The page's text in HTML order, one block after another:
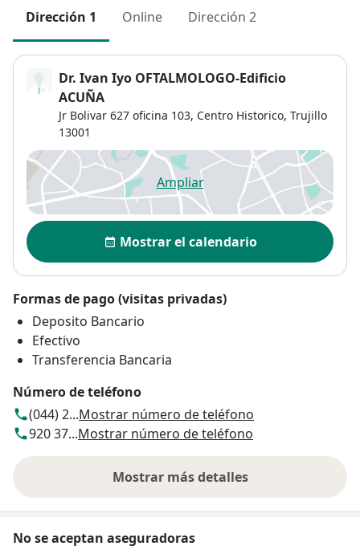
Dirección 1 Online Dirección 2
Dr. Ivan Iyo OFTALMOLOGO-Edificio
ACUÑA
Jr Bolivar 627 oficina 103, Centro Historico, Trujillo
13001
Ampliarse abre en una nueva
Disponibilidad
Mostrar el calendario
Formas de pago (visitas privadas)
Deposito Bancario
Efectivo
Transferencia Bancaria
Número de teléfono
(044) 2...Mostrar número de teléfono
920 37...Mostrar número de teléfono
Mostrar más detalles
sobre la dirección
No se aceptan aseguradoras